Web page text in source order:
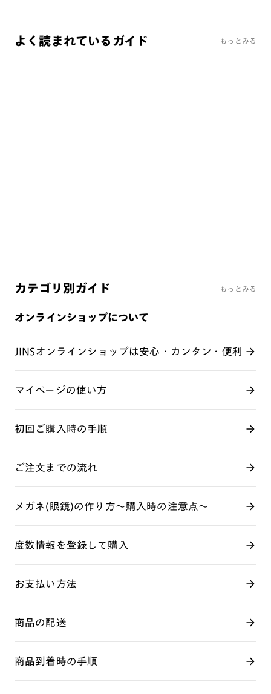
よく読まれているガイド もっとみる
カテゴリ別ガイド もっとみる
オンラインショップについて
JINSオンラインショップは安心・カンタン・便利
マイページの使い方
初回ご購入時の手順
ご注文までの流れ
メガネ(眼鏡)の作り方～購入時の注意点～
度数情報を登録して購入
お支払い方法
商品の配送
商品到着時の手順